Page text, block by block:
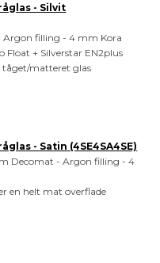
- Silvit
Argon filling - 4 mm Kora
+ Silverstar EN2plus
tåget/matteret glas
- Satin (4SE4SA4SE)
Decomat - Argon filling - 4
en helt mat overflade